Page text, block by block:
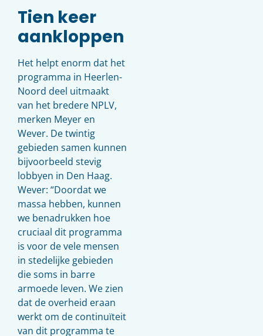
Tien keer
aankloppen
Het helpt enorm dat het
programma in Heerlen-
Noord deel uitmaakt
van het bredere NPLV,
merken Meyer en
Wever. De twintig
gebieden samen kunnen
bijvoorbeeld stevig
lobbyen in Den Haag.
Wever: “Doordat we
massa hebben, kunnen
we benadrukken hoe
cruciaal dit programma
is voor de vele mensen
in stedelijke gebieden
die soms in barre
armoede leven. We zien
dat de overheid eraan
werkt om de continuïteit
van dit programma te